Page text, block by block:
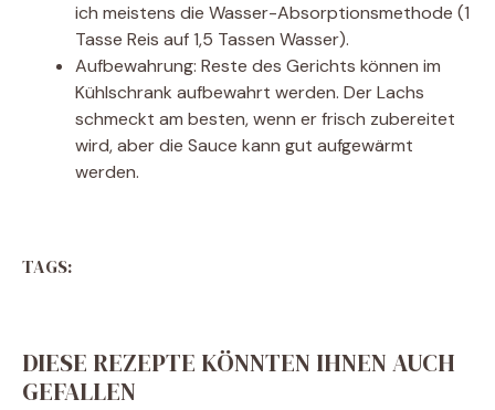
ich meistens die Wasser-Absorptionsmethode (1
Tasse Reis auf 1,5 Tassen Wasser).
Aufbewahrung: Reste des Gerichts können im
Kühlschrank aufbewahrt werden. Der Lachs
schmeckt am besten, wenn er frisch zubereitet
wird, aber die Sauce kann gut aufgewärmt
werden.
TAGS:
DIESE REZEPTE KÖNNTEN IHNEN AUCH
GEFALLEN